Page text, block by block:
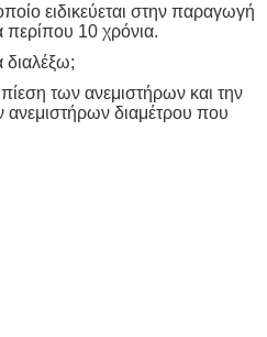
ειδικεύεται στην παραγωγή
περίπου 10 χρόνια.
των ανεμιστήρων και την
ανεμιστήρων διαμέτρου που